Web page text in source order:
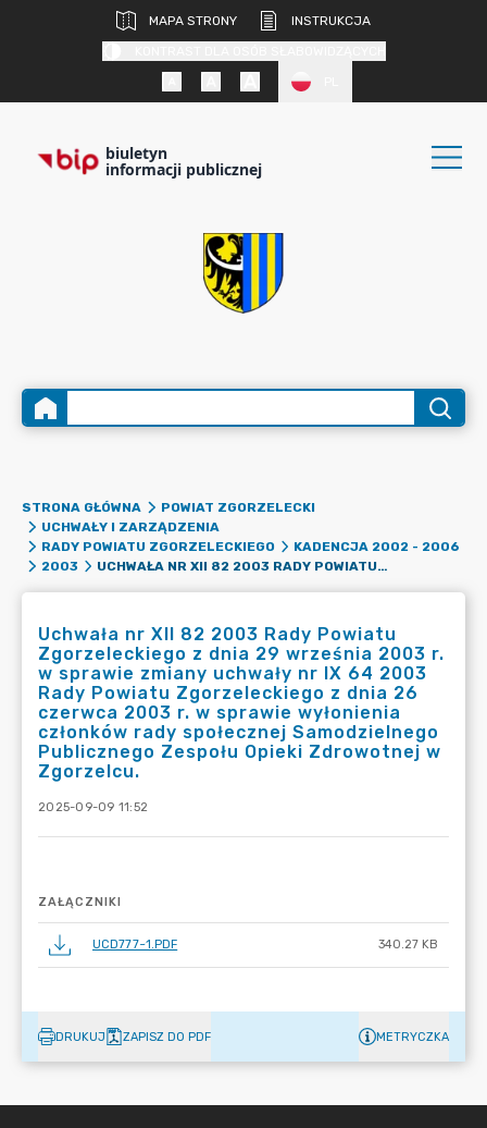
MAPA STRONY
INSTRUKCJA
biuletyn
informacji publicznej
STRONA GŁÓWNA
POWIAT ZGORZELECKI
UCHWAŁY I ZARZĄDZENIA
RADY POWIATU ZGORZELECKIEGO
KADENCJA 2002 - 2006
2003
UCHWAŁA NR XII 82 2003 RADY POWIATU ZGORZELECKIEGO Z DNIA 29 WRZEŚNIA 2003 R. W SPRAWIE ZMIANY UCHWAŁY NR IX 64 2003 RADY POWIATU ZGORZELECKIEGO Z DNIA 26 CZERWCA 2003 R. W SPRAWIE WYŁONIENIA CZŁONKÓW RADY SPOŁECZNEJ SAMODZIELNEGO PUBLICZNEGO ZESPOŁU OPIEKI ZDROWOTNEJ W ZGORZELCU.
Uchwała nr XII 82 2003 Rady Powiatu
Zgorzeleckiego z dnia 29 września 2003 r.
w sprawie zmiany uchwały nr IX 64 2003
Rady Powiatu Zgorzeleckiego z dnia 26
czerwca 2003 r. w sprawie wyłonienia
członków rady społecznej Samodzielnego
Publicznego Zespołu Opieki Zdrowotnej w
Zgorzelcu.
2025-09-09 11:52
ZAŁĄCZNIKI
UCD777~1.PDF 340.27 KB
DRUKUJ ZAPISZ DO PDF METRYCZKA